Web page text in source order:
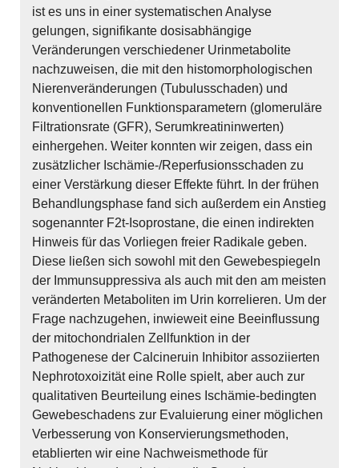
ist es uns in einer systematischen Analyse
gelungen, signifikante dosisabhängige
Veränderungen verschiedener Urinmetabolite
nachzuweisen, die mit den histomorphologischen
Nierenveränderungen (Tubulusschaden) und
konventionellen Funktionsparametern (glomeruläre
Filtrationsrate (GFR), Serumkreatininwerten)
einhergehen. Weiter konnten wir zeigen, dass ein
zusätzlicher Ischämie-/Reperfusionsschaden zu
einer Verstärkung dieser Effekte führt. In der frühen
Behandlungsphase fand sich außerdem ein Anstieg
sogenannter F2t-Isoprostane, die einen indirekten
Hinweis für das Vorliegen freier Radikale geben.
Diese ließen sich sowohl mit den Gewebespiegeln
der Immunsuppressiva als auch mit den am meisten
veränderten Metaboliten im Urin korrelieren. Um der
Frage nachzugehen, inwieweit eine Beeinflussung
der mitochondrialen Zellfunktion in der
Pathogenese der Calcineruin Inhibitor assoziierten
Nephrotoxoizität eine Rolle spielt, aber auch zur
qualitativen Beurteilung eines Ischämie-bedingten
Gewebeschadens zur Evaluierung einer möglichen
Verbesserung von Konservierungsmethoden,
etablierten wir eine Nachweismethode für